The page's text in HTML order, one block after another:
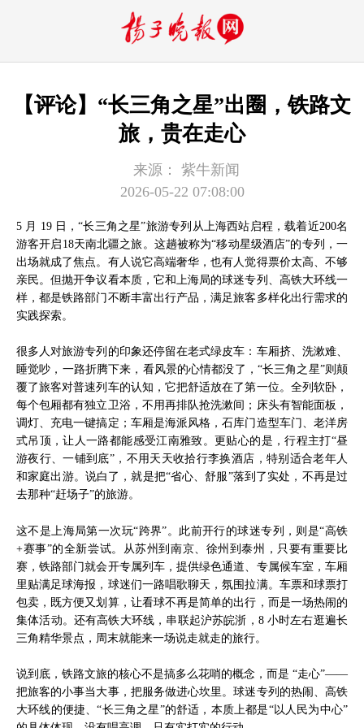
【评论】“长三角之星”出圈，铁路文
旅，贵在走心
来源：
紫牛新闻
2026-05-22 07:08:00
5 月 19 日，“长三角之星”旅游专列从上海西站启程，载着近200名
游客开启18天南北疆之旅。这趟被称为“移动星级酒店”的专列，一
出场就成了焦点。有人说它高端奢华，也有人觉得票价太高、不够
亲民。但抛开争议看本质，它和上海局的球迷专列、高铁大环线一
样，都是铁路部门不断丰富出行产品，满足旅客多样化出行需求的
实践探索。
很多人对旅游专列的印象还停留在老式绿皮车：车厢挤、洗漱难、
睡觉吵，一路折腾下来，看风景的心情都没了，“长三角之星”则颠
覆了旅客对普速列车的认知，它把舒适放在了第一位。全列软卧，
每个包厢都有独立卫浴，不用再排队抢洗漱间；床头有智能面板，
调灯、充电一键搞定；车厢是海派风格，石库门造型车门、老洋房
式吊顶，让人一路都能感受江南雅致。更贴心的是，行程主打“昼
游夜行、一铺到底”，不用天天收拾行李换酒店，特别适合老年人
和家庭出游。说白了，就是把“省心、舒服”落到了实处，不再是过
去那种“赶场子”的旅游。
这不是上海局第一次玩“跨界”。此前开行的球迷专列，则是“高铁
+赛事”的全新尝试。从苏州到南京、徐州到泰州，只要有重要比
赛，铁路部门就会开专属列车，提供绿色通道、专属候车室，车厢
里贴满足球海报，球迷们一路唱歌聊天，氛围拉满。车票和球票打
包卖，既方便又划算，让看球不再是简单的出行，而是一场热闹的
集体活动。还有高铁大环线，串联起沪苏皖浙，8 小时左右逛遍长
三角精华景点，周末就能来一场说走就走的旅行。
说到底，铁路文旅的核心不是搞多么花哨的概念，而是 “走心”——
把旅客的小事当大事，把服务做进心坎里。球迷专列的热闹、高铁
大环线的便捷、“长三角之星”的舒适，本质上都是“以人民为中心”